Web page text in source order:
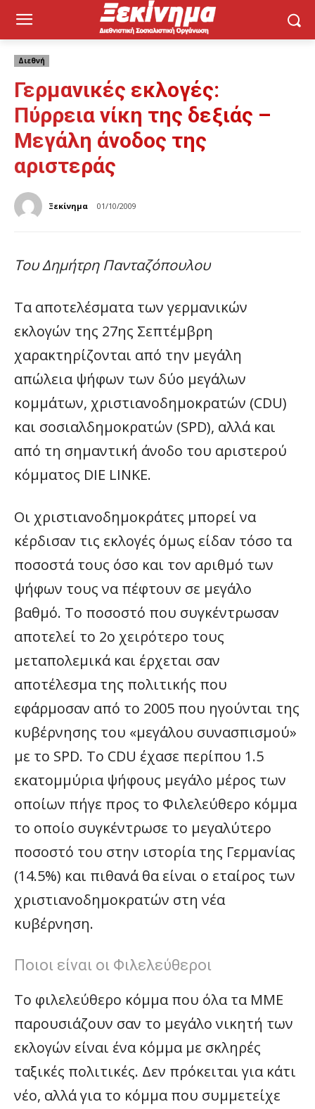
Διεθνή
Γερμανικές εκλογές:
Πύρρεια νίκη της δεξιάς –
Μεγάλη άνοδος της
αριστεράς
Ξεκίνημα 01/10/2009
Του Δημήτρη Πανταζόπουλου
Τα αποτελέσματα των γερμανικών
εκλογών της 27ης Σεπτέμβρη
χαρακτηρίζονται από την μεγάλη
απώλεια ψήφων των δύο μεγάλων
κομμάτων, χριστιανοδημοκρατών (CDU)
και σοσιαλδημοκρατών (SPD), αλλά και
από τη σημαντική άνοδο του αριστερού
κόμματος DIE LINKE.
Οι χριστιανοδημοκράτες μπορεί να
κέρδισαν τις εκλογές όμως είδαν τόσο τα
ποσοστά τους όσο και τον αριθμό των
ψήφων τους να πέφτουν σε μεγάλο
βαθμό. Το ποσοστό που συγκέντρωσαν
αποτελεί το 2ο χειρότερο τους
μεταπολεμικά και έρχεται σαν
αποτέλεσμα της πολιτικής που
εφάρμοσαν από το 2005 που ηγούνται της
κυβέρνησης του «μεγάλου συνασπισμού»
με το SPD. Το CDU έχασε περίπου 1.5
εκατομμύρια ψήφους μεγάλο μέρος των
οποίων πήγε προς το Φιλελεύθερο κόμμα
το οποίο συγκέντρωσε το μεγαλύτερο
ποσοστό του στην ιστορία της Γερμανίας
(14.5%) και πιθανά θα είναι ο εταίρος των
χριστιανοδημοκρατών στη νέα
κυβέρνηση.
Ποιοι είναι οι Φιλελεύθεροι
Το φιλελεύθερο κόμμα που όλα τα ΜΜΕ
παρουσιάζουν σαν το μεγάλο νικητή των
εκλογών είναι ένα κόμμα με σκληρές
ταξικές πολιτικές. Δεν πρόκειται για κάτι
νέο, αλλά για το κόμμα που συμμετείχε